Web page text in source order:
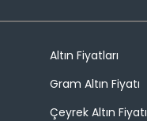
Altın Fiyatları
Gram Altın Fiyatı
Çeyrek Altın Fiyatı